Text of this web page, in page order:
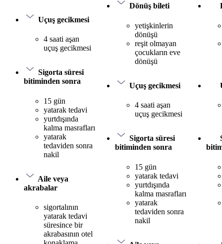
Uçuş gecikmesi
4 saati aşan
uçuş gecikmesi
Sigorta süresi
bitiminden sonra
15 gün
yatarak tedavi
yurtdışında
kalma masrafları
yatarak
tedaviden sonra
nakil
Aile veya
akrabalar
sigortalının
yatarak tedavi
süresince bir
akrabasının otel
Dönüş bileti
yetişkinlerin
dönüşü
reşit olmayan
çocukların eve
dönüşü
Uçuş gecikmesi
4 saati aşan
uçuş gecikmesi
Sigorta süresi
bitiminden sonra
15 gün
yatarak tedavi
yurtdışında
kalma masrafları
yatarak
tedaviden sonra
nakil